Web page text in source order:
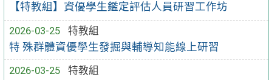
【特教組】資優學生鑑定評估人員研習工作坊
2026-03-25
特教組
特 殊群體資優學生發掘與輔導知能線上研習
2026-03-25
特教組